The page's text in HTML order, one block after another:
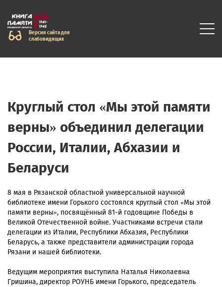
Версия сайта для
слабовидящих
Круглый стол «Мы этой памяти
верны» объединил делегации
России, Италии, Абхазии и
Беларуси
8 мая в Рязанской областной универсальной научной
библиотеке имени Горького состоялся круглый стол «Мы этой
памяти верны», посвящённый 81-й годовщине Победы в
Великой Отечественной войне. Участниками встречи стали
делегации из Италии, Республики Абхазия, Республики
Беларусь, а также представители администрации города
Рязани и нашей библиотеки.
Ведущим мероприятия выступила Наталья Николаевна
Гришина, директор РОУНБ имени Горького, председатель